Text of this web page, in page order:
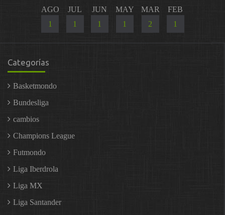
AGO
1
JUL
1
JUN
1
MAY
1
MAR
2
FEB
1
Categorías
Basketmondo
Bundesliga
cambios
Champions League
Futmondo
Liga Iberdrola
Liga MX
Liga Santander